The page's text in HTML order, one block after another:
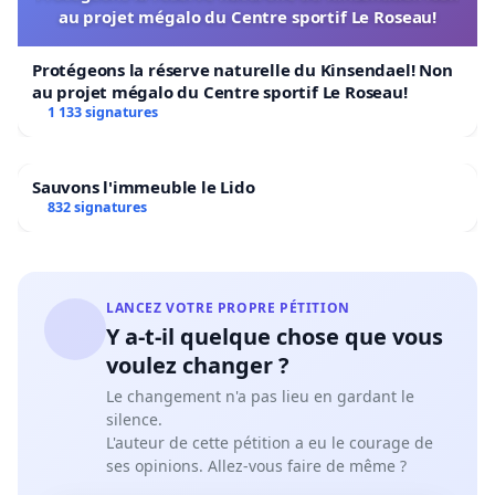
circonstances n'avaient pas changé ! La juge
Dubravka Đivanović a déclaré : « L'accusée est
citoyenne de la République d'Albanie, elle n'a ni
liens familiaux ni professionnels en Croatie, et
croate et continuer à vivre et travailler en toute
sécurité dans le pays dont elle est citoyenne, car
ajouté : « La détention provisoire peut être
remplacée par des mesures moins sévères, à savoir
le dépôt d'une caution de 70 000 euros en liquide,
qui, si elle est payée, peut remplacer la détention
provisoire. »
Excusez-moi, Madame la Juge, mais nous ne
au projet mégalo du Centre sportif Le Roseau!
Protégeons la réserve naturelle du Kinsendael! Non
au projet mégalo du Centre sportif Le Roseau!
1 133 signatures
Sauvons l'immeuble le Lido
832 signatures
LANCEZ VOTRE PROPRE PÉTITION
Y a-t-il quelque chose que vous
voulez changer ?
Le changement n'a pas lieu en gardant le
silence.
L'auteur de cette pétition a eu le courage de
ses opinions. Allez-vous faire de même ?